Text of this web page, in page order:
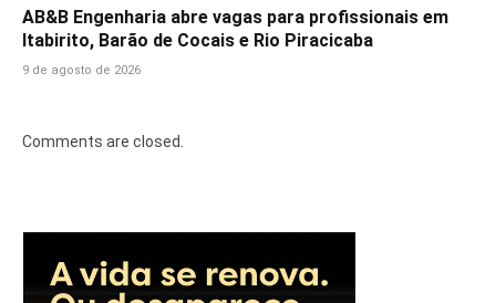
AB&B Engenharia abre vagas para profissionais em
Itabirito, Barão de Cocais e Rio Piracicaba
9 de agosto de 2026
Comments are closed.